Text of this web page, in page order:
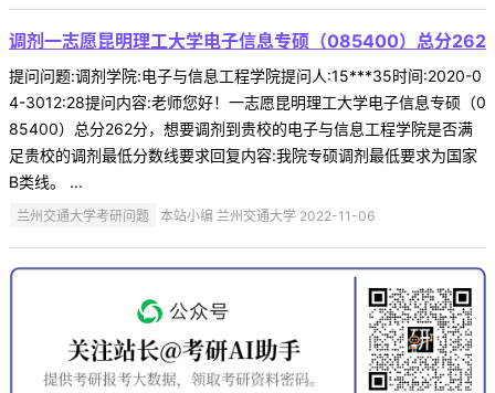
调剂一志愿昆明理工大学电子信息专硕（085400）总分262
提问问题:调剂学院:电子与信息工程学院提问人:15***35时间:2020-0
4-3012:28提问内容:老师您好！一志愿昆明理工大学电子信息专硕（0
85400）总分262分，想要调剂到贵校的电子与信息工程学院是否满
足贵校的调剂最低分数线要求回复内容:我院专硕调剂最低要求为国家
B类线。 ...
兰州交通大学考研问题 本站小编 兰州交通大学 2022-11-06